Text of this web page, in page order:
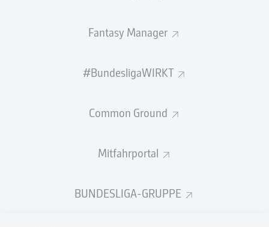
Fantasy Manager
#BundesligaWIRKT
Common Ground
Mitfahrportal
BUNDESLIGA-GRUPPE
Den Freistoß setzt Skov in die Mauer, den Nachschuss
von Bruun Larsen hat Gulacsi sicher.
Noch mal Freistoß für die TSG
rein, es gibt noch mal Freistoß aus guter Position für die
TSG. Skov wird ausführen.
Nächste Chance RB